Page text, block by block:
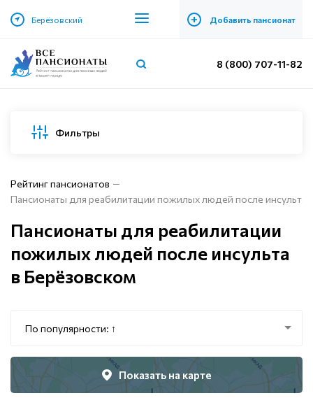
Берёзовский + Добавить пансионат
8 (800) 707-11-82
Фильтры
Рейтинг пансионатов
Пансионаты для реабилитации пожилых людей после инсульта
Пансионаты для реабилитации
пожилых людей после инсульта
в Берёзовском
По популярности: ↑
Показать на карте